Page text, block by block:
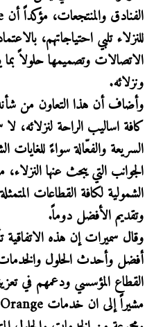
للنزلاء تلبي احتياجاتهم،
الاتصالات وتصميمها حلولاً
ونزلائه.
وأضاف أن هذا التعاون من
كافة اساليب الراحة لنزلائه،
السريعة والفعّالة سواءً
الشمولية لكافة القطاعات
وتقديم الأفضل دوماً.
وقال سميرات إن هذه الاتفاقية
أفضل وأحدث الحلول والخدمات
القطاع المؤسسي ودعمهم في